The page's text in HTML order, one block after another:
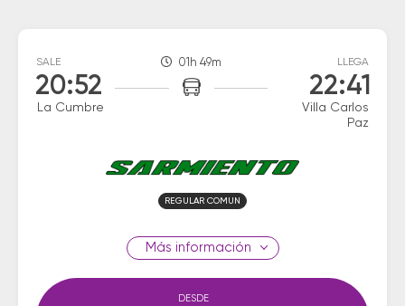
SALE
20:52
La Cumbre
01h 49m LLEGA
22:41
Villa Carlos
Paz
REGULAR COMUN
información
DESDE